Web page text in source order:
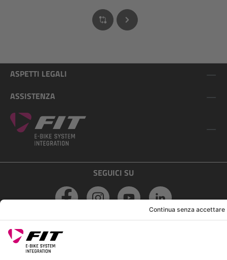
ASPETTI LEGALI
ASSISTENZA
SEGUICI SU
*Prezzo al dettaglio consigliato IVA inclusa più spese di spedizione e TSA